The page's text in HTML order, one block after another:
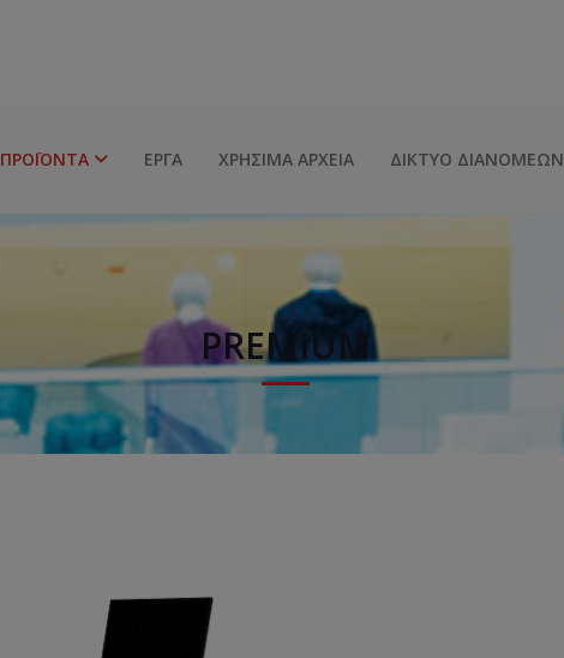
ΠΡΟΪΌΝΤΑ ΈΡΓΑ ΧΡΉΣΙΜΑ ΑΡΧΕΊΑ ΔΊΚΤΥΟ ΔΙΑΝΟΜΈΩΝ
PREMIUM